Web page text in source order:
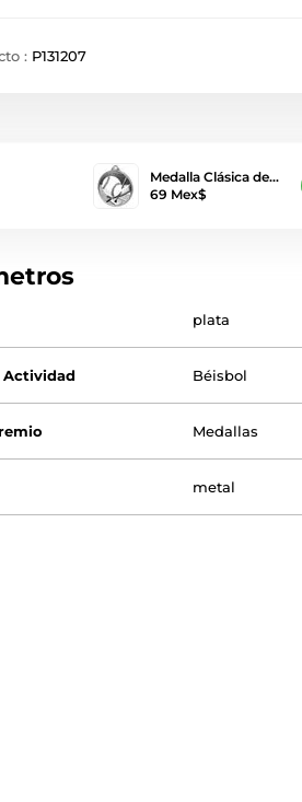
: P131207
Medalla Clásica de…
69 Mex$
plata
Actividad Béisbol
Medallas
metal